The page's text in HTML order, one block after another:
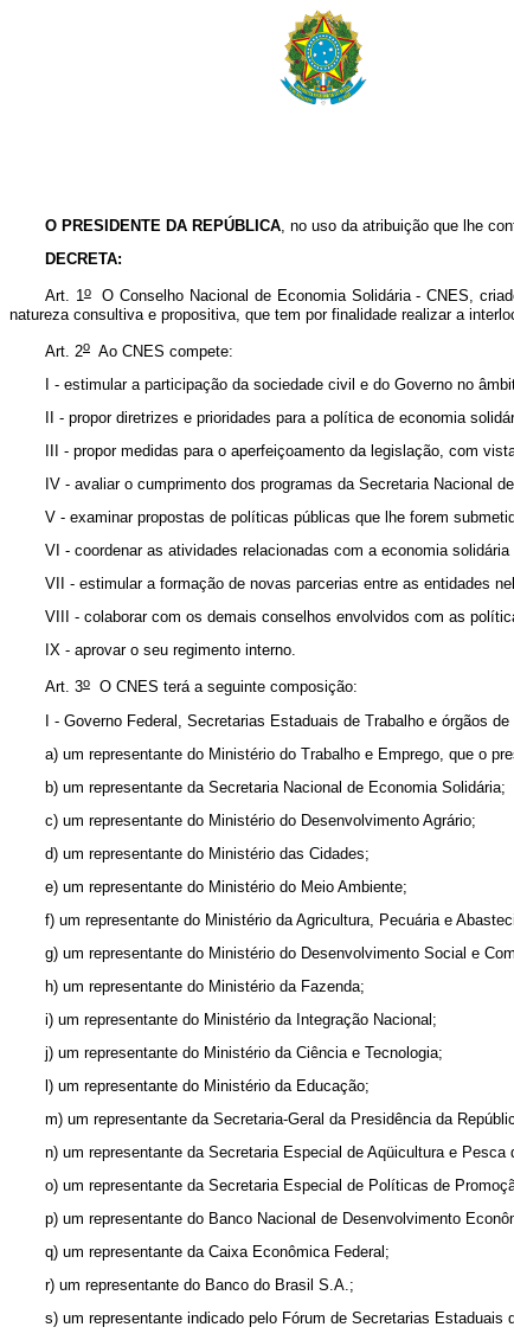
O PRESIDENTE DA REPÚBLICA, no uso da atribuição que lhe
DECRETA:
Art. 1oO Conselho Nacional de Economia Solidária - CNES,
natureza consultiva e propositiva, que tem por finalidade realizar a
Art. 2o Ao CNES compete:
I - estimular a participação da sociedade civil e do Governo no
II - propor diretrizes e prioridades para a política de economia
III - propor medidas para o aperfeiçoamento da legislação, com
IV - avaliar o cumprimento dos programas da Secretaria Nacional
V - examinar propostas de políticas públicas que lhe forem
VI - coordenar as atividades relacionadas com a economia
VII - estimular a formação de novas parcerias entre as entidades
VIII - colaborar com os demais conselhos envolvidos com as
IX - aprovar o seu regimento interno.
Art. 3o
O CNES terá a seguinte composição:
I - Governo Federal, Secretarias Estaduais de Trabalho e órgãos
a) um representante do Ministério do Trabalho e Emprego, que o
b) um representante da Secretaria Nacional de Economia Solidária;
c) um representante do Ministério do Desenvolvimento Agrário;
d) um representante do Ministério das Cidades;
e) um representante do Ministério do Meio Ambiente;
f) um representante do Ministério da Agricultura, Pecuária e
g) um representante do Ministério do Desenvolvimento Social e
h) um representante do Ministério da Fazenda;
i) um representante do Ministério da Integração Nacional;
j) um representante do Ministério da Ciência e Tecnologia;
l) um representante do Ministério da Educação;
m) um representante da Secretaria-Geral da Presidência da
n) um representante da Secretaria Especial de Aqüicultura e Pesca
o) um representante da Secretaria Especial de Políticas de
p) um representante do Banco Nacional de Desenvolvimento
q) um representante da Caixa Econômica Federal;
r) um representante do Banco do Brasil S.A.;
s) um representante indicado pelo Fórum de Secretarias Estaduais